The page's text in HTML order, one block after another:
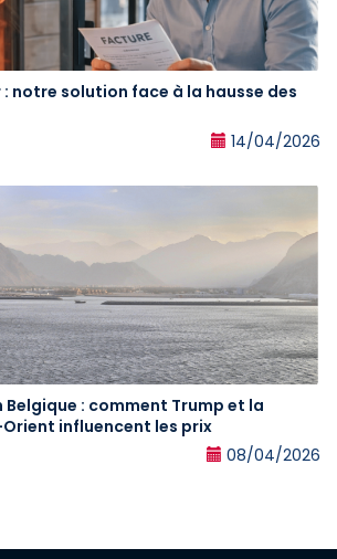
notre solution face à la hausse des
14/04/2026
Belgique : comment Trump et la
influencent les prix
08/04/2026